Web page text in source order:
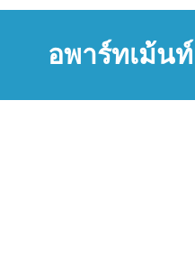
อพาร์ทเม้น